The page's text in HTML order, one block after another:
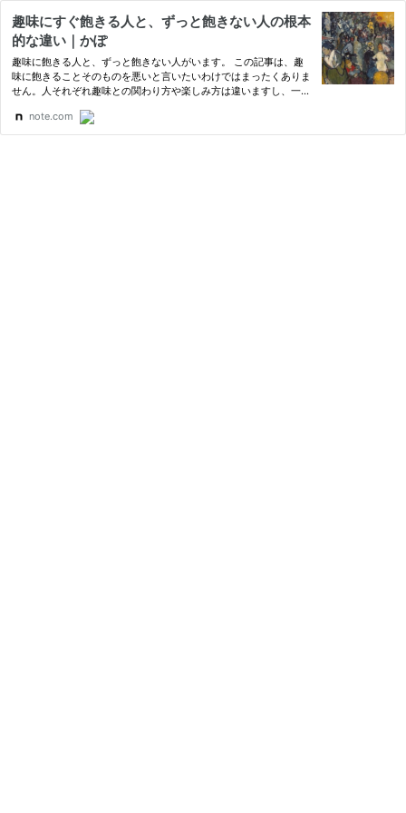
趣味にすぐ飽きる人と、ずっと飽きない人の根本
的な違い｜かぽ
趣味に飽きる人と、ずっと飽きない人がいます。 この記事は、趣
味に飽きることそのものを悪いと言いたいわけではまったくありま
せん。人それぞれ趣味との関わり方や楽しみ方は違いますし、一時
「すぐ飽きる趣味と、長く続く趣味との関わり方にはどういう特
徴…
note.com